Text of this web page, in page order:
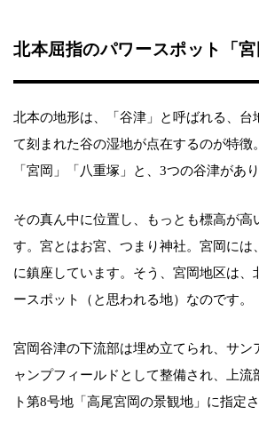
北本屈指のパワースポット「
北本の地形は、「谷津」と呼ばれる、台
て刻まれた谷の湿地が点在するのが特徴
「宮岡」「八重塚」と、3つの谷津があり
その真ん中に位置し、もっとも標高が高
す。宮とはお宮、つまり神社。宮岡には
に鎮座しています。そう、宮岡地区は、
ースポット（と思われる地）なのです。
宮岡谷津の下流部は埋め立てられ、サン
ャンプフィールドとして整備され、上流
ト第8号地「高尾宮岡の景観地」に指定